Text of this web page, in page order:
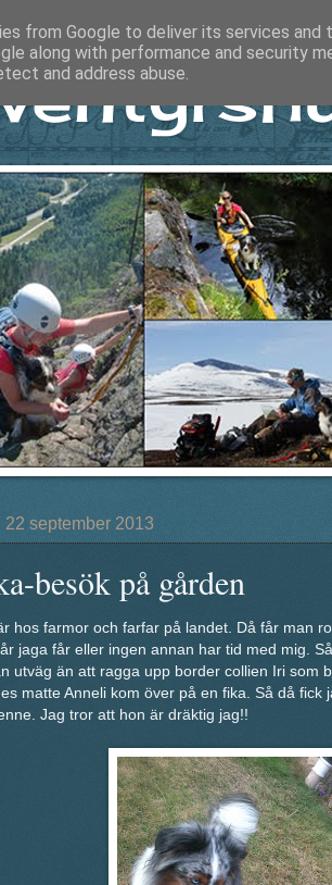
22 september 2013
besök på gården
hos farmor och farfar på landet. Då får man
jaga får eller ingen annan har tid med mig.
utväg än att ragga upp border collien Iri som
matte Anneli kom över på en fika. Så då fick
Jag tror att hon är dräktig jag!!
from Google to deliver its services and
along with performance and security
and address abuse.